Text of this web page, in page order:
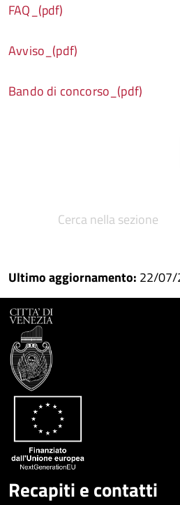
FAQ_(pdf)
Avviso_(pdf)
Bando di concorso_(pdf)
Ultimo aggiornamento: 22/07/
Recapiti e contatti